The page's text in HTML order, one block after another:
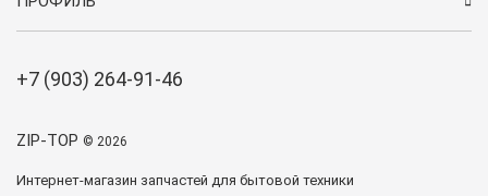
ZIP-TOP © 2026
Интернет-магазин запчастей для бытовой техники
+7 (903) 264-91-46